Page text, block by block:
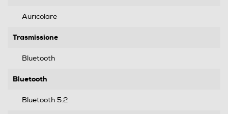
Auricolare
Trasmissione
Bluetooth
Bluetooth
Bluetooth 5.2